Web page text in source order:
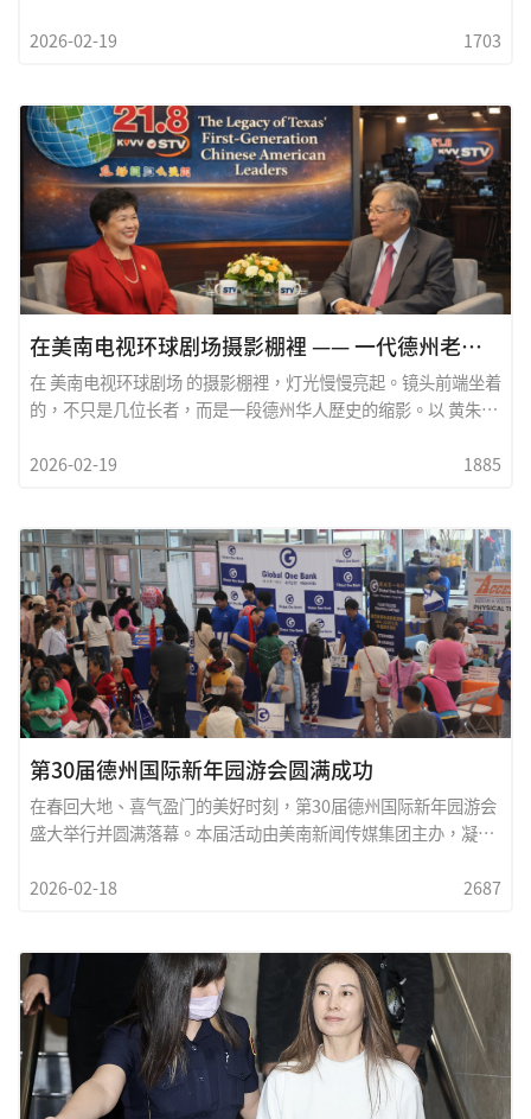
（或奶奶/外公/外婆）希望妳在新的一年裡，身体健康，心中常
一种责任，也是一种荣耀。妳要认识自己的文化，懂得自己的
根。那是妳立足世界的力量。读书求学，要勤奋努力；做人处
事，要诚实有礼。真正的成功，不只是成绩与成就，而是品格与
胸怀。要做一个温暖而有力量的人，懂得感恩，也愿意帮助他
人。新年的鐘声提醒我们，时间宝贵。愿妳珍惜每一天，勇敢追
梦，不怕困难。当妳遇到挑战时，记得家人永远在妳身后支持
妳。春风吹拂，花开满园。愿妳的人生也如这春天般灿烂而充满
希望。新年快乐，平安顺遂。爷爷（奶奶）永远爱妳&nbsp;
2026-02-19 1703
在美南电视环球剧场摄影棚裡 —— 一代德州老华侨的身影
在 美南电视环球剧场 的摄影棚裡，灯光慢慢亮起。镜头前端坐着
的，不只是几位长者，而是一段德州华人歷史的缩影。以 黄朱爱
镜头前。他们的神情沉稳，语气平实，却承载着数十年的风霜与
份限制&mdash;&mdash;那是一个凡事都要靠自己摸索的年
代。有人在餐馆打工，有人在工厂轮夜班，有人在小小的办公室
裡创业，一步一脚印，為家庭、為下一代铺路。他们说，那个年
代没有退路。只能向前。当 黄朱爱慧议员 走进州议会，当 关振
鹏副市长 服务於市政体系，
2026-02-19 1885
第30届德州国际新年园游会圆满成功
在春回大地、喜气盈门的美好时刻，第30届德州国际新年园游会
盛大举行并圆满落幕。本届活动由美南新闻传媒集团主办，凝聚
现代、多元与共融的文化盛宴。三十年来，美南新闻传媒集团秉
正是集团长期深耕社区、推动文化交流的标誌性成果。今年活动
内容精彩纷呈&mdash;&mdash;舞龙舞狮翻腾跃动，鼓声震
天；民族歌舞与传统乐器悠扬交织；多族裔团体携手登台，展现
德州多元文化的包容与活力。广场人潮络绎不绝，摊位琳瑯满
目，美食飘香四溢。无论是长者
2026-02-18 2687